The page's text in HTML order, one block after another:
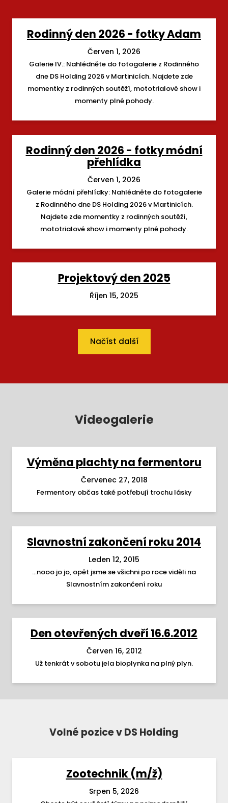
Rodinný den 2026 - fotky Adam
Červen 1, 2026
Galerie IV.: Nahlédněte do fotogalerie z Rodinného
dne DS Holding 2026 v Martinicích. Najdete zde
momentky z rodinných soutěží, mototrialové show i
momenty plné pohody.
Rodinný den 2026 - fotky módní
přehlídka
Červen 1, 2026
Galerie módní přehlídky: Nahlédněte do fotogalerie
z Rodinného dne DS Holding 2026 v Martinicích.
Najdete zde momentky z rodinných soutěží,
mototrialové show i momenty plné pohody.
Projektový den 2025
Říjen 15, 2025
Načíst další
Videogalerie
Výměna plachty na fermentoru
Červenec 27, 2018
Fermentory občas také potřebují trochu lásky
Slavnostní zakončení roku 2014
Leden 12, 2015
...nooo jo jo, opět jsme se všichni po roce viděli na
Slavnostním zakončení roku
Den otevřených dveří 16.6.2012
Červen 16, 2012
Už tenkrát v sobotu jela bioplynka na plný plyn.
Volné pozice v DS Holding
Zootechnik (m/ž)
Srpen 5, 2026